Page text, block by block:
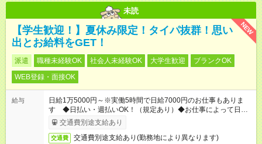
未読
NEW
【学生歓迎！】夏休み限定！タイパ抜群！思い
出とお給料をGET！
派遣 職種未経験OK 社会人未経験OK 大学生歓迎
ブランクOK
WEB登録・面接OK
給与
日給1万5000円～※実働5時間で日給7000円のお仕事もありま
す ◆日払い・週払いOK！（規定あり）◆お仕事によって日給も
異なります
交通費別途支給あり
交通費 交通費別途支給あり(勤務地により異なります)